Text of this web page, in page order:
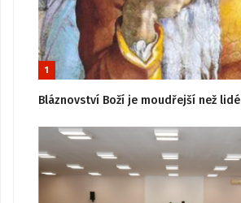
1
Bláznovství Boží je moudřejší než lidé